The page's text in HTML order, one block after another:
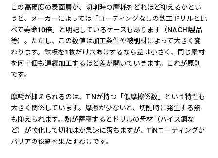
この高硬度の表面層が、切削時の摩耗をどれほど抑えるかとい
うと、メーカーによっては「コーティングなしの鉄工ドリルと比
べて寿命10倍」と明記しているケースもあります（NACHi製品
等）。ただし、この数値は加工条件や被削材によって大きく変
わります。鉄板を1枚だけ穴あけするなら差は小さく、同じ素材
を何十個も連続加工するほど差が開いていきます。これが原則
です。
摩耗が抑えられるのは、TiNが持つ「低摩擦係数」という特性も
大きく関係しています。摩擦が少ないと、切削時に発生する熱
も抑えられます。熱が蓄積するとドリルの母材（ハイス鋼な
ど）が軟化して切れ味が急速に落ちますが、TiNコーティングが
バリアの役割を果たすわけです。